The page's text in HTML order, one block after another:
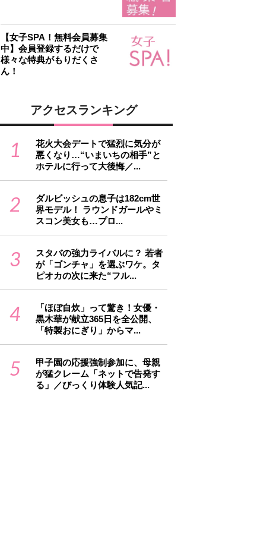
【女子SPA！無料会員募集
中】会員登録するだけで
様々な特典がもりだくさ
ん！
アクセスランキング
1
花火大会デートで猛烈に気分が
悪くなり…“いまいちの相手”と
ホテルに行って大後悔／...
2
ダルビッシュの息子は182cm世
界モデル！ ラウンドガールやミ
スコン美女も…プロ...
3
スタバの強力ライバルに？ 若者
が「ゴンチャ」を選ぶワケ。タ
ピオカの次に来た“フル...
4
「ほぼ自炊」って驚き！女優・
黒木華が献立365日を全公開、
「特製おにぎり」からマ...
5
甲子園の応援強制参加に、母親
が猛クレーム「ネットで告発す
る」／びっくり体験人気記...